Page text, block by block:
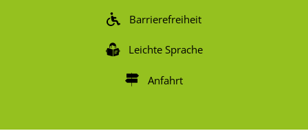
Barrierefreiheit
Leichte Sprache
Anfahrt